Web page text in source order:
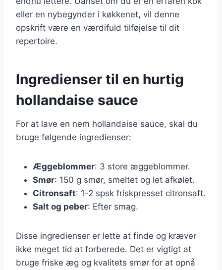
eller en nybegynder i køkkenet, vil denne
opskrift være en værdifuld tilføjelse til dit
repertoire.
Ingredienser til en hurtig
hollandaise sauce
For at lave en nem hollandaise sauce, skal du
bruge følgende ingredienser:
Æggeblommer: 3 store æggeblommer.
Smør: 150 g smør, smeltet og let afkølet.
Citronsaft: 1-2 spsk friskpresset citronsaft.
Salt og peber: Efter smag.
Disse ingredienser er lette at finde og kræver
ikke meget tid at forberede. Det er vigtigt at
bruge friske æg og kvalitets smør for at opnå